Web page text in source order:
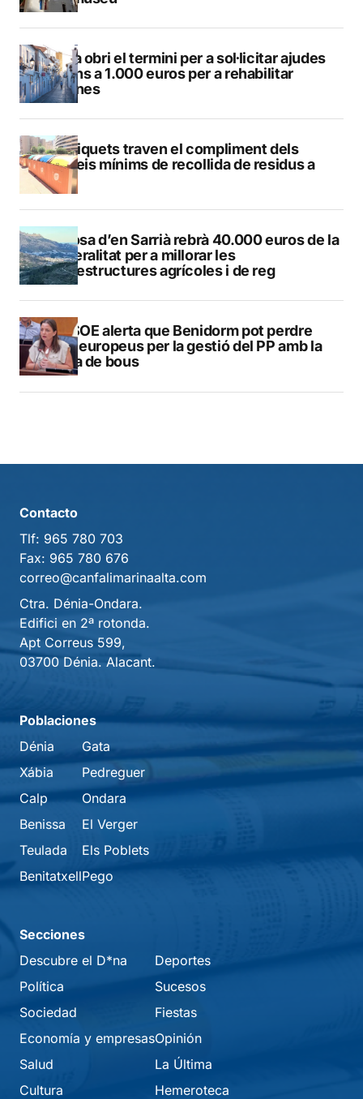
Altea obri el termini per a sol·licitar ajudes
de fins a 1.000 euros per a rehabilitar
façanes
Els piquets traven el compliment dels
serveis mínims de recollida de residus a
Calp
Callosa d’en Sarrià rebrà 40.000 euros de la
Generalitat per a millorar les
infraestructures agrícoles i de reg
El PSOE alerta que Benidorm pot perdre
fons europeus per la gestió del PP amb la
plaça de bous
Contacto
Tlf: 965 780 703
Fax: 965 780 676
correo@canfalimarinaalta.com
Ctra. Dénia-Ondara.
Edifici en 2ª rotonda.
Apt Correus 599,
03700 Dénia. Alacant.
Poblaciones
Dénia
Xábia
Calp
Benissa
Teulada
Benitatxell
Gata
Pedreguer
Ondara
El Verger
Els Poblets
Pego
Secciones
Descubre el D*na
Política
Sociedad
Economía y empresas
Salud
Cultura
Deportes
Sucesos
Fiestas
Opinión
La Última
Hemeroteca